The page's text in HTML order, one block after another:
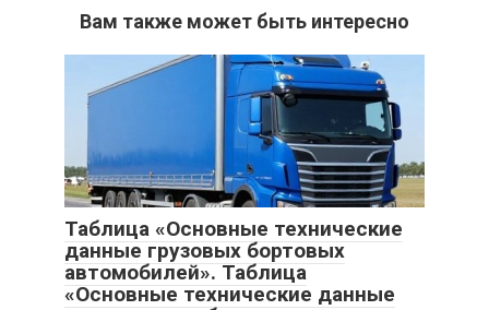
Вам также может быть интересно
Таблица «Основные технические
данные грузовых бортовых
автомобилей». Таблица
«Основные технические данные